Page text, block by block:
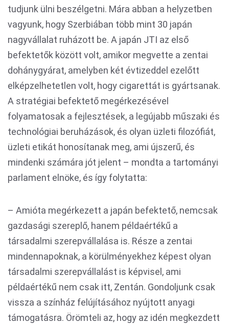
tudjunk ülni beszélgetni. Mára abban a helyzetben
vagyunk, hogy Szerbiában több mint 30 japán
nagyvállalat ruházott be. A japán JTI az első
befektetők között volt, amikor megvette a zentai
dohánygyárat, amelyben két évtizeddel ezelőtt
elképzelhetetlen volt, hogy cigarettát is gyártsanak.
A stratégiai befektető megérkezésével
folyamatosak a fejlesztések, a legújabb műszaki és
technológiai beruházások, és olyan üzleti filozófiát,
üzleti etikát honosítanak meg, ami újszerű, és
mindenki számára jót jelent – mondta a tartományi
parlament elnöke, és így folytatta:
– Amióta megérkezett a japán befektető, nemcsak
gazdasági szereplő, hanem példaértékű a
társadalmi szerepvállalása is. Része a zentai
mindennapoknak, a körülményekhez képest olyan
társadalmi szerepvállalást is képvisel, ami
példaértékű nem csak itt, Zentán. Gondoljunk csak
vissza a színház felújításához nyújtott anyagi
támogatásra. Örömteli az, hogy az idén megkezdett